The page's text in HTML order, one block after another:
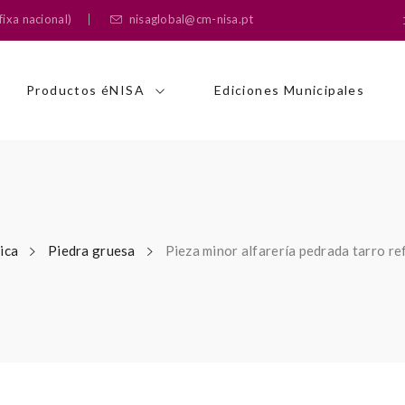
nacional) nisaglobal@cm-nisa.pt
Productos éNISA Ediciones Municipales
Piedra gruesa Pieza minor alfarería pedrada tarro